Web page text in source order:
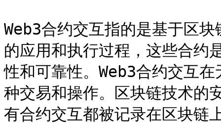
Web3合约交互指的是基于区
的应用和执行过程，这些合约
性和可靠性。Web3合约交互
种交易和操作。区块链技术的
有合约交互都被记录在区块链